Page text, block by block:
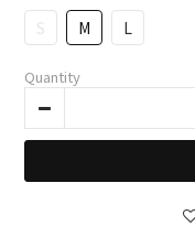
S M L
Quantity